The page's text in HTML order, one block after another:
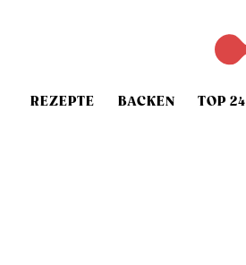
REZEPTE BACKEN TOP 24